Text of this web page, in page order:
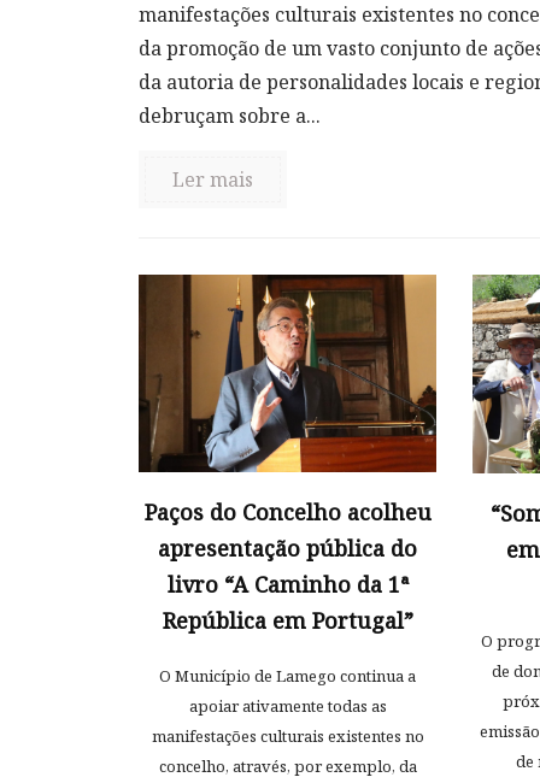
manifestações culturais existentes no
da promoção de um vasto conjunto de
da autoria de personalidades locais e
debruçam sobre a...
Ler mais
Paços do Concelho acolheu
apresentação pública do
livro “A Caminho da 1ª
República em Portugal”
O Município de Lamego continua a
apoiar ativamente todas as
manifestações culturais existentes no
concelho, através, por exemplo, da
O
de
de